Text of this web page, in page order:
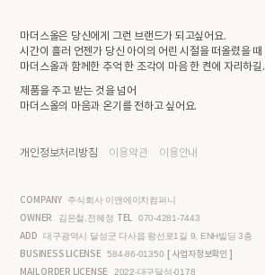
마더스올은 당신에게 그런 브랜드가 되고싶어요.
시간이 흘러 언젠가 당신 아이의 어린 시절을 떠올렸을 때
마더스올과 함께한 추억 한 조각이 마음 한 켠에 자리하길.
제품을 주고 받는 것을 넘어
마더스올의 마음과 온기를 전하고 싶어요.
개인정보처리방침 이용약관 이용안내
COMPANY 주식회사 이앤에이치컴퍼니
OWNER 김은철,전혜정 TEL 070-4281-7443
ADD 대구광역시 달성군 다사읍 왕선로1길 9, ENH빌딩 3층
BUSINESS LICENSE 584-86-01350 [ 사업자정보확인 ]
MAIL ORDER LICENSE
2022-대구달성-0178